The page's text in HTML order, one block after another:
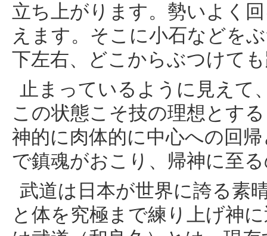
立ち上がります。勢いよく
えます。そこに小石などを
下左右、どこからぶつけて
止まっているように見えて
この状態こそ技の理想とす
神的に肉体的に中心への回
で鎮魂がおこり、帰神に至
武道は日本が世界に誇る素
と体を究極まで練り上げ神